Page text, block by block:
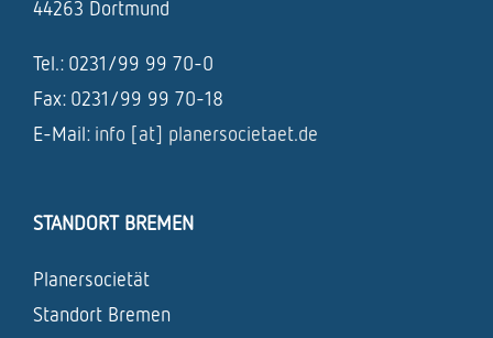
44263 Dortmund
Tel.: 0231/99 99 70-0
Fax: 0231/99 99 70-18
E-Mail: info [at] planersocietaet.de
STANDORT BREMEN
Planersocietät
Standort Bremen